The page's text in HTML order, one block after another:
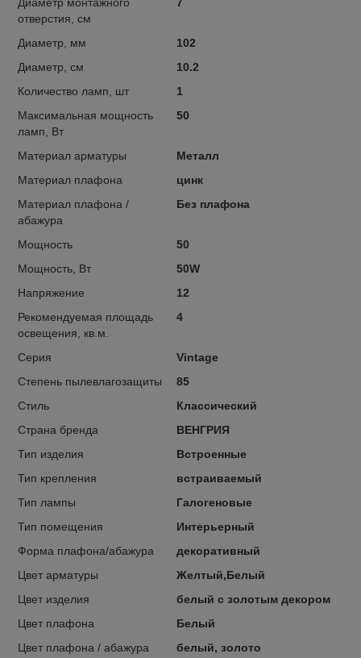
отверстия, см
Диаметр, мм
102
Диаметр, см
10.2
Количество ламп, шт
1
Максимальная мощность
ламп, Вт
50
Материал арматуры
Металл
Материал плафона
цинк
Материал плафона /
абажура
Без плафона
Мощность
50
Мощность, Вт
50W
Напряжение
12
Рекомендуемая площадь
освещения, кв.м.
4
Серия
Vintage
Степень пылевлагозащиты
85
Стиль
Классический
Страна бренда
ВЕНГРИЯ
Тип изделия
Встроенные
Тип крепления
встраиваемый
Тип лампы
Галогеновые
Тип помещения
Интерьерный
Форма плафона/абажура
декоративный
Цвет арматуры
Желтый,Белый
Цвет изделия
белый с золотым декором
Цвет плафона
Белый
Цвет плафона / абажура
белый, золото